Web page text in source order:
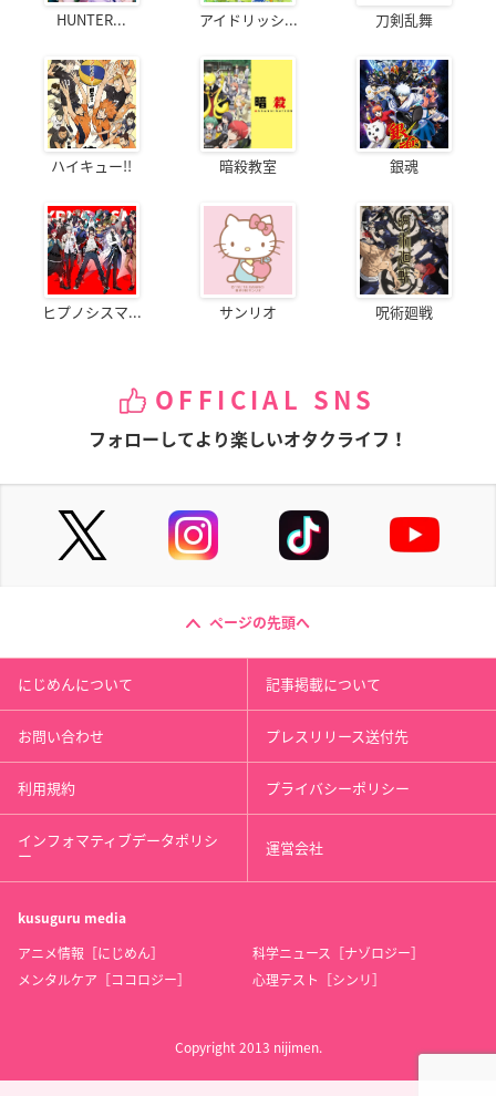
HUNTER... アイドリッシ... 刀剣乱舞
ハイキュー!! 暗殺教室 銀魂
ヒプノシスマ... サンリオ 呪術廻戦
OFFICIAL SNS
フォローしてより楽しいオタクライフ！
ページの先頭へ
にじめんについて 記事掲載について
お問い合わせ プレスリリース送付先
利用規約 プライバシーポリシー
インフォマティブデータポリシ
ー 運営会社
kusuguru media
アニメ情報［にじめん］
科学ニュース［ナゾロジー］
メンタルケア［ココロジー］
心理テスト［シンリ］
Copyright 2013 nijimen.